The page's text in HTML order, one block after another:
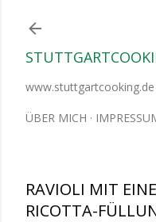
www.stuttgartcooking.de
ÜBER MICH
RAVIOLI MIT
RICOTTA-